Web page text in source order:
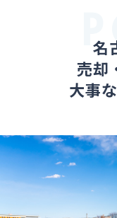
名
売却
大事な